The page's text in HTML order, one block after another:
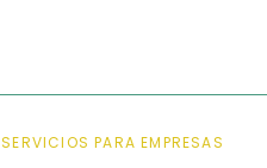
SERVICIOS PARA EMPRESAS